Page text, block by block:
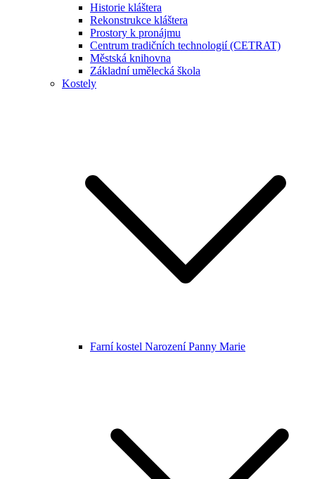
Historie kláštera
Rekonstrukce kláštera
Prostory k pronájmu
Centrum tradičních technologií (CETRAT)
Městská knihovna
Základní umělecká škola
Kostely
Farní kostel Narození Panny Marie